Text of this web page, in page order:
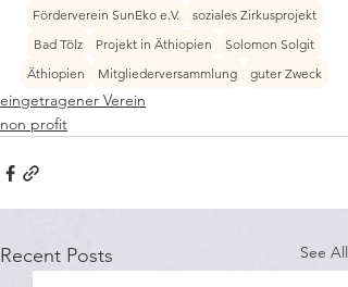
Förderverein SunEko e.V.
soziales Zirkusprojekt
Bad Tölz
Projekt in Äthiopien
Solomon Solgit
Äthiopien
Mitgliederversammlung guter Zweck
eingetragener Verein
non profit
Recent Posts See All